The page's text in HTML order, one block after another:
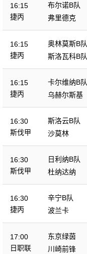
16:15
捷丙
布尔诺B队
弗里德克
16:15
捷丙
奥林莫斯B队
斯洛瓦科B队
16:15
捷丙
卡尔维纳B队
乌赫尔斯基
16:30
斯伐甲
斯洛云B队
沙莫林
16:30
斯伐甲
日利纳B队
杜纳达纳
16:30
捷丙
辛宁B队
波兰卡
17:00
日职联
东京绿茵
川崎前锋